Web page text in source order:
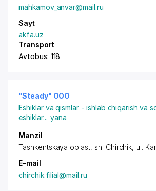
mahkamov_anvar@mail.ru
Sayt
akfa.uz
Transport
Avtobus: 118
"Steady" ООО
Eshiklar va qismlar - ishlab chiqarish va
eshiklar... yana
Manzil
Tashkentskaya oblast, sh. Chirchik, ul.
E-mail
chirchik.filial@mail.ru